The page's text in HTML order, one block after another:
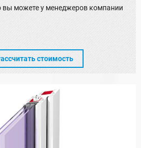
вы можете у менеджеров компании
стоимость